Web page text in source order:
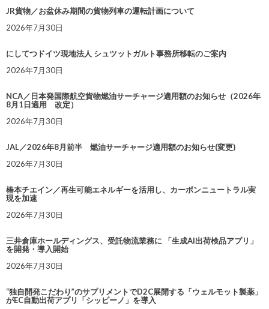
JR貨物／お盆休み期間の貨物列車の運転計画について
2026年7月30日
にしてつドイツ現地法人 シュツットガルト事務所移転のご案内
2026年7月30日
NCA／日本発国際航空貨物燃油サーチャージ適用額のお知らせ（2026年
8月1日適用 改定）
2026年7月30日
JAL／2026年8月前半 燃油サーチャージ適用額のお知らせ(変更)
2026年7月30日
椿本チエイン／再生可能エネルギーを活用し、カーボンニュートラル実
現を加速
2026年7月30日
三井倉庫ホールディングス、受託物流業務に 「生成AI出荷検品アプリ」
を開発・導入開始
2026年7月30日
“独自開発こだわり”のサプリメントでD2C展開する「ウェルモット製薬」
がEC自動出荷アプリ「シッピーノ」を導入